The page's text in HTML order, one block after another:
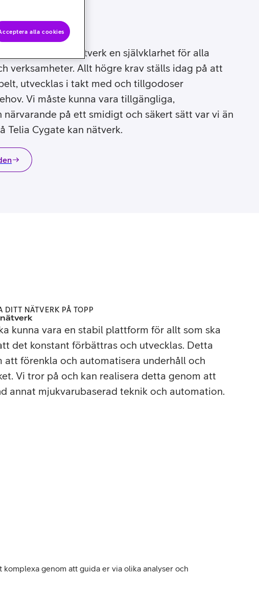
och säkert nätverk en självklarhet för alla
verksamheter. Allt högre krav ställs idag på att
utvecklas i takt med och tillgodoser
Vi måste kunna vara tillgängliga,
närvarande på ett smidigt och säkert sätt var vi än
Telia Cygate kan nätverk.
NÄTVERK PÅ TOPP
kunna vara en stabil plattform för allt som ska
det konstant förbättras och utvecklas. Detta
att förenkla och automatisera underhåll och
Vi tror på och kan realisera detta genom att
annat mjukvarubaserad teknik och automation.
genom att guida er via olika analyser och
alla cookies